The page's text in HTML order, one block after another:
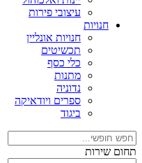
עיצובי פירות
חנויות
חנויות אונליין
תכשיטים
כלי כסף
מתנות
נדוניה
ספרים ויודאיקה
ביגוד
תחום שירות